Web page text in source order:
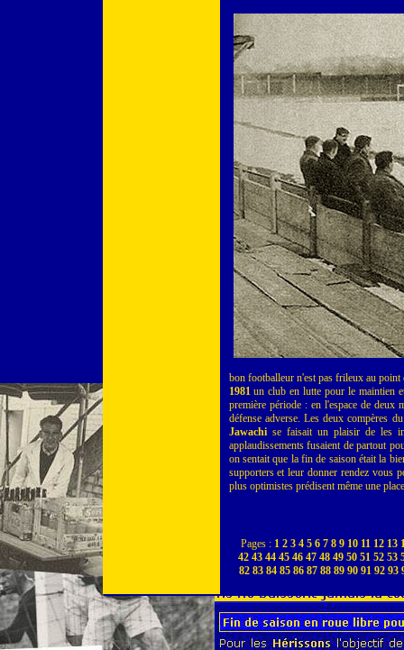
bon footballeur n'est pas frileux au point
1981un club en lutte pour le maintien
première période : en l'espace de
défense adverse. Les deux compères
Jawachise faisait un plaisir de les
applaudissements fusaient de partout
on sentait que la fin de saison était la
supporters et leur donner rendez vous
plus optimistes prédisent même une
Pages : 1 2 3 4 5 6 7 8 9 10 11 12 13
42 43 44 45 46 47 48 49 50 51 52 53
82 83 84 85 86 87 88 89 90 91 92 93